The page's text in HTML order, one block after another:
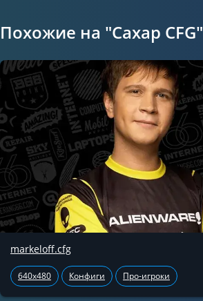
Похожие на "Сахар CFG"
markeloff.cfg
640x480 Конфиги Про-игроки